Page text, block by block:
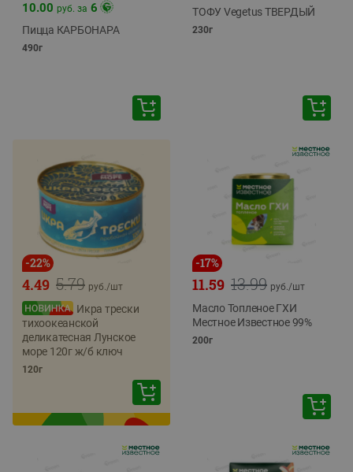
10.00 руб. за 6
Пицца КАРБОНАРА
490г
ТОФУ Vegetus ТВЕРДЫЙ
230г
-22%
5.79
4.49 руб./шт
Икра трески
тихоокеанской
деликатесная Лунское
море 120г ж/б ключ
120г
-17%
13.99
11.59 руб./шт
Масло Топленое ГХИ
Местное Известное 99%
200г